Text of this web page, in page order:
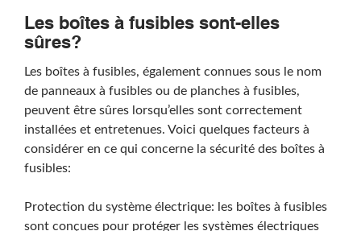
Les boîtes à fusibles sont-elles
sûres?
Les boîtes à fusibles, également connues sous le nom
de panneaux à fusibles ou de planches à fusibles,
peuvent être sûres lorsqu’elles sont correctement
installées et entretenues. Voici quelques facteurs à
considérer en ce qui concerne la sécurité des boîtes à
fusibles:
Protection du système électrique: les boîtes à fusibles
sont conçues pour protéger les systèmes électriques
Rechercher